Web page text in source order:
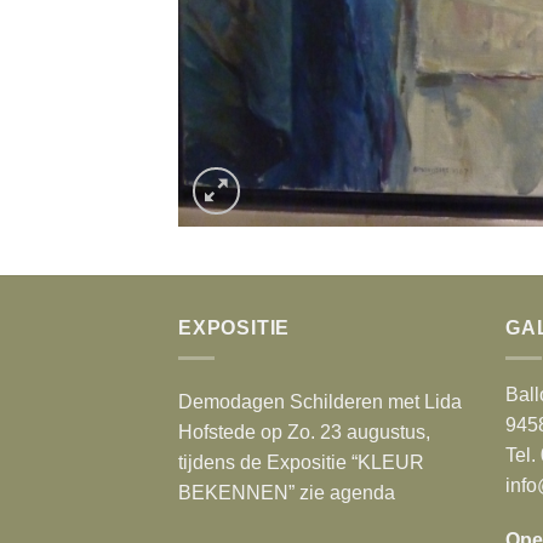
EXPOSITIE
Demodagen Schilderen met Lida
Hofstede op Zo. 23 augustus,
tijdens de Expositie “KLEUR
BEKENNEN” zie agenda
Tel.